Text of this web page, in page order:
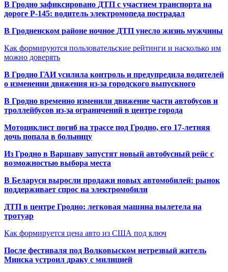
В Гродно зафиксировано ДТП с участием транспорта на
дороге Р-145: водитель электромопеда пострадал
В Гродненском районе ночное ДТП унесло жизнь мужчины
Как формируются пользовательские рейтинги и насколько им
можно доверять
В Гродно ГАИ усилила контроль и предупредила водителей
о изменении движения из-за городского выпускного
В Гродно временно изменили движение части автобусов и
троллейбусов из-за ограничений в центре города
Мотоциклист погиб на трассе под Гродно, его 17-летняя
дочь попала в больницу
Из Гродно в Варшаву запустят новый автобусный рейс с
возможностью выбора места
В Беларуси выросли продажи новых автомобилей: рынок
поддерживает спрос на электромобили
ДТП в центре Гродно: легковая машина вылетела на
тротуар
Как формируется цена авто из США под ключ
После фестиваля под Волковыском нетрезвый житель
Минска устроил драку с милицией